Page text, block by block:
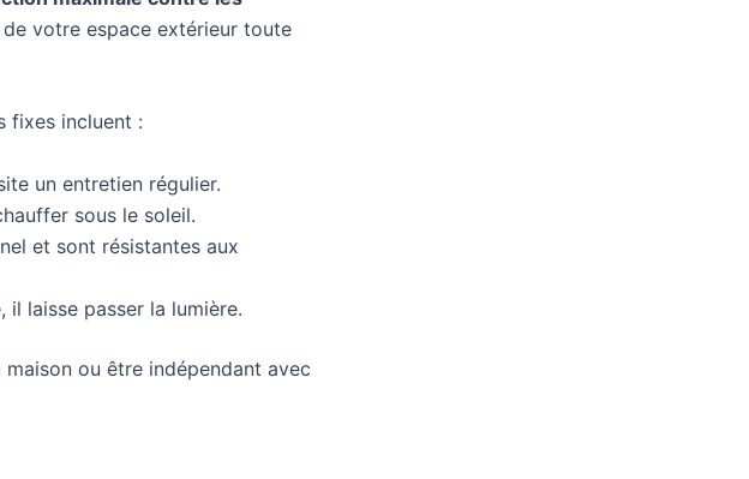
votre espace extérieur toute
fixes incluent :
un entretien régulier.
sous le soleil.
et sont résistantes aux
il laisse passer la lumière.
ou être indépendant avec